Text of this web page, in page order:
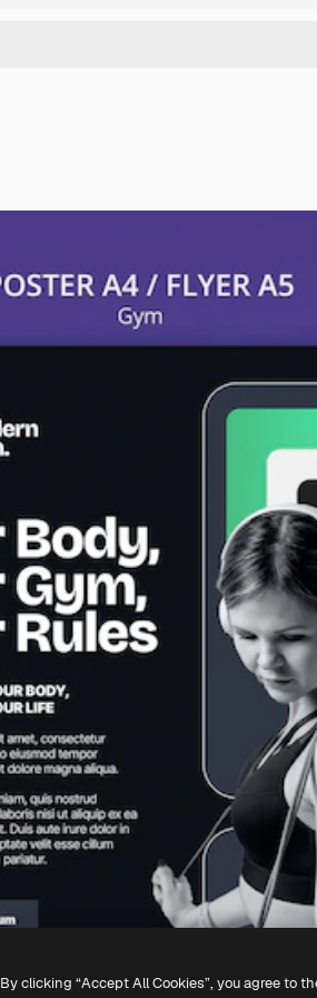
By clicking “Accept All Cookies”, you agree to